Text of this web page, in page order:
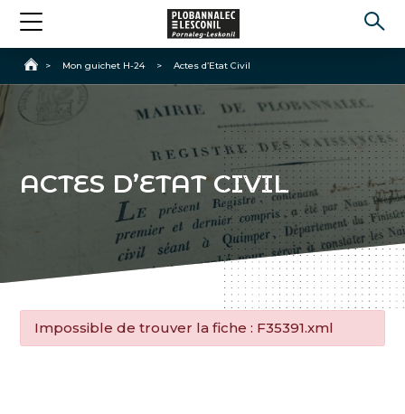
Accueil
> Mon guichet H-24 > Actes d’Etat Civil
ACTES D’ETAT CIVIL
Impossible de trouver la fiche : F35391.xml